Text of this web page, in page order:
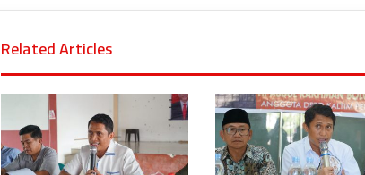
Related Articles